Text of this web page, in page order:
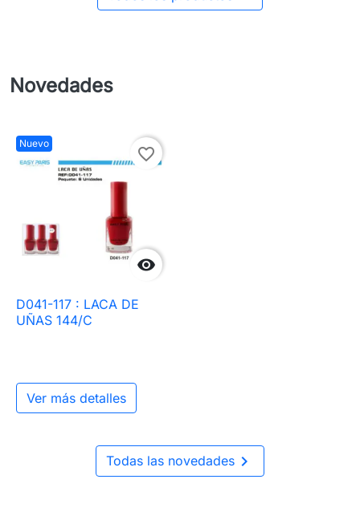
Novedades
Nuevo

favorite_border
D041-117 : LACA DE
UÑAS 144/C
Ver más detalles
Todas las novedades 